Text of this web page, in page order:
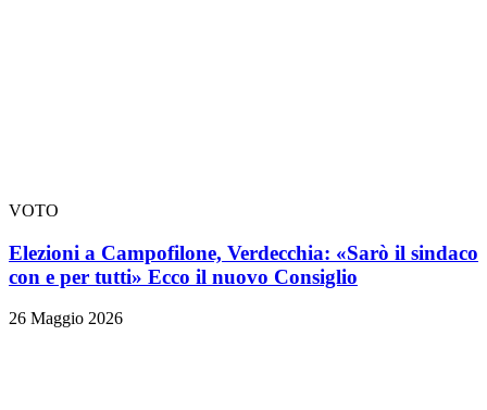
VOTO
Elezioni a Campofilone, Verdecchia: «Sarò il sindaco
con e per tutti» Ecco il nuovo Consiglio
26 Maggio 2026